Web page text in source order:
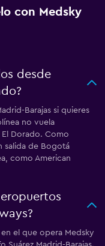
con Medsky
desde
Barajas si quieres
no vuela
Dorado. Como
salida de Bogotá
como American
el que opera Medsky